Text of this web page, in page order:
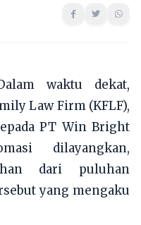
waktu dekat,
Law Firm (KFLF),
PT Win Bright
dilayangkan,
dari puluhan
yang mengaku